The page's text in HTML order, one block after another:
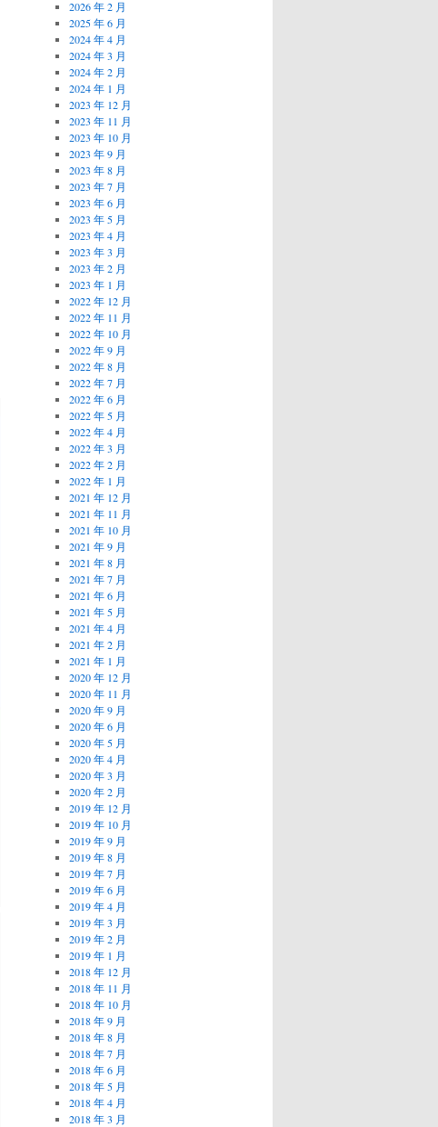
2026 年 2 月
2025 年 6 月
2024 年 4 月
2024 年 3 月
2024 年 2 月
2024 年 1 月
2023 年 12 月
2023 年 11 月
2023 年 10 月
2023 年 9 月
2023 年 8 月
2023 年 7 月
2023 年 6 月
2023 年 5 月
2023 年 4 月
2023 年 3 月
2023 年 2 月
2023 年 1 月
2022 年 12 月
2022 年 11 月
2022 年 10 月
2022 年 9 月
2022 年 8 月
2022 年 7 月
2022 年 6 月
2022 年 5 月
2022 年 4 月
2022 年 3 月
2022 年 2 月
2022 年 1 月
2021 年 12 月
2021 年 11 月
2021 年 10 月
2021 年 9 月
2021 年 8 月
2021 年 7 月
2021 年 6 月
2021 年 5 月
2021 年 4 月
2021 年 2 月
2021 年 1 月
2020 年 12 月
2020 年 11 月
2020 年 9 月
2020 年 6 月
2020 年 5 月
2020 年 4 月
2020 年 3 月
2020 年 2 月
2019 年 12 月
2019 年 10 月
2019 年 9 月
2019 年 8 月
2019 年 7 月
2019 年 6 月
2019 年 4 月
2019 年 3 月
2019 年 2 月
2019 年 1 月
2018 年 12 月
2018 年 11 月
2018 年 10 月
2018 年 9 月
2018 年 8 月
2018 年 7 月
2018 年 6 月
2018 年 5 月
2018 年 4 月
2018 年 3 月